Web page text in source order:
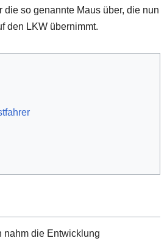
die so genannte Maus über, die nun
den LKW übernimmt.
nahm die Entwicklung